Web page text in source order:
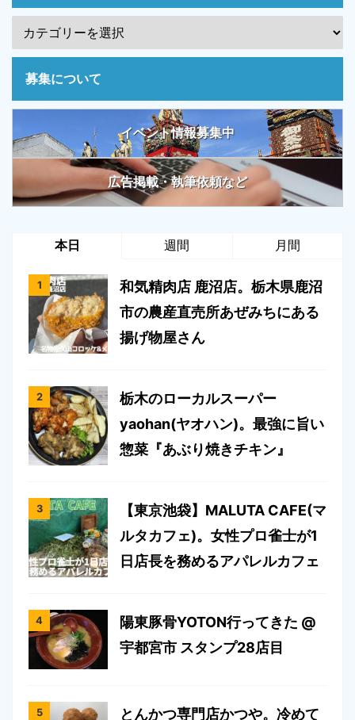
募集について
イベント情報募集中
広告掲載・執筆依頼など
本日 週間 月間
和気精肉店 鹿沼店。栃木県鹿沼
市の農産直売所あぜみちにある
揚げ物屋さん
栃木のローカルスーパー
yaohan(ヤオハン)。最強に旨い
惣菜『あぶり焼きチキン』
【東京池袋】MALUTA CAFE(マ
ルタカフェ)。女性プロ雀士が1
日店長を務めるアパレルカフェ
陽東豚骨YOTON行ってきた @
宇都宮市 スタンプ28店目
とんかつ専門店かつや。冷めて